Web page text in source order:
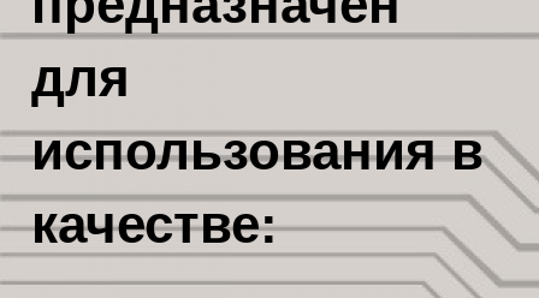
для
использования в
качестве: